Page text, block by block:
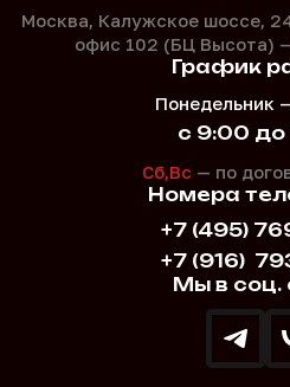
Москва, Калужское шоссе,
офис 102 (БЦ Высота)
Номера
+7 (495)
+7 (916)
График
Понедельник
с 9:00 до
Сб,Вс — по
Мы в соц.